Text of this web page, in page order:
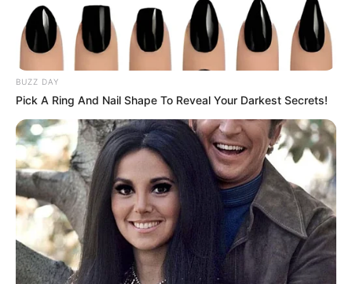
BUZZ DAY
Pick A Ring And Nail Shape To Reveal Your Darkest Secrets!